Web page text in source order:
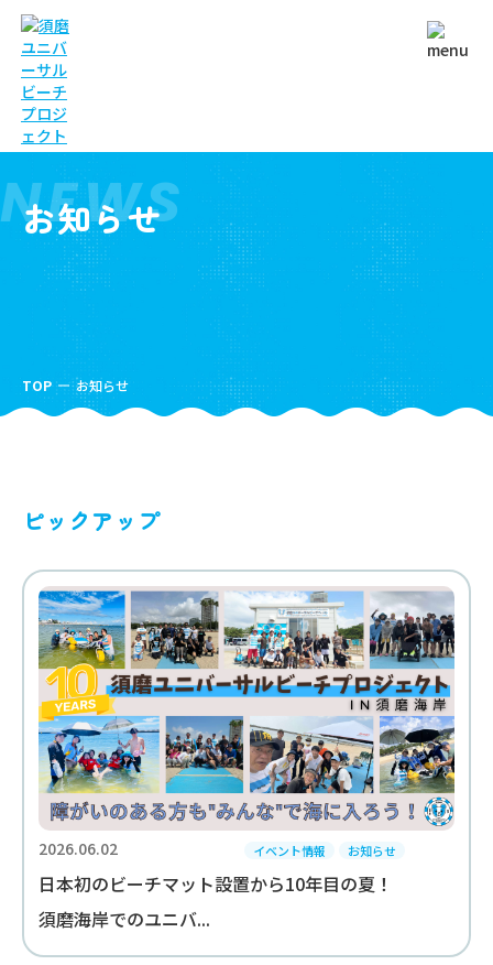
お知らせ
NEWS
TOP お知らせ
ピックアップ
2026.06.02 イベント情報 お知らせ
日本初のビーチマット設置から10年目の夏！
須磨海岸でのユニバ...